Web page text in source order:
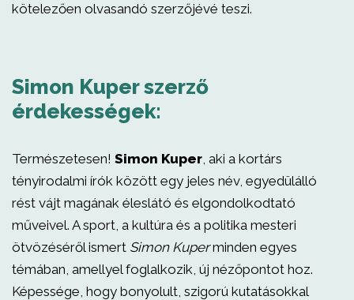
kötelezően olvasandó szerzőjévé teszi.
Simon Kuper szerző
érdekességek:
Természetesen! Simon Kuper, aki a kortárs
tényirodalmi írók között egy jeles név, egyedülálló
rést vájt magának éleslátó és elgondolkodtató
műveivel. A sport, a kultúra és a politika mesteri
ötvözéséről ismert Simon Kuperminden egyes
témában, amellyel foglalkozik, új nézőpontot hoz.
Képessége, hogy bonyolult, szigorú kutatásokkal